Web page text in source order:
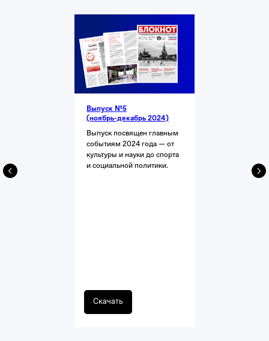
Выпуск №5
(ноябрь-декабрь 2024)
Выпуск посвящен главным
событиям 2024 года — от
культуры и науки до спорта
и социальной политики.
Скачать